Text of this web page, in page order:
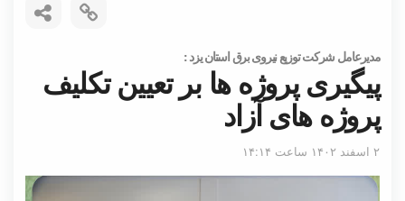
مدیرعامل شرکت توزیع نیروی برق استان یزد :
پیگیری پروژه ها بر تعیین تکلیف
پروژه های آزاد
۲ اسفند ۱۴۰۲ ساعت ۱۴:۱۴